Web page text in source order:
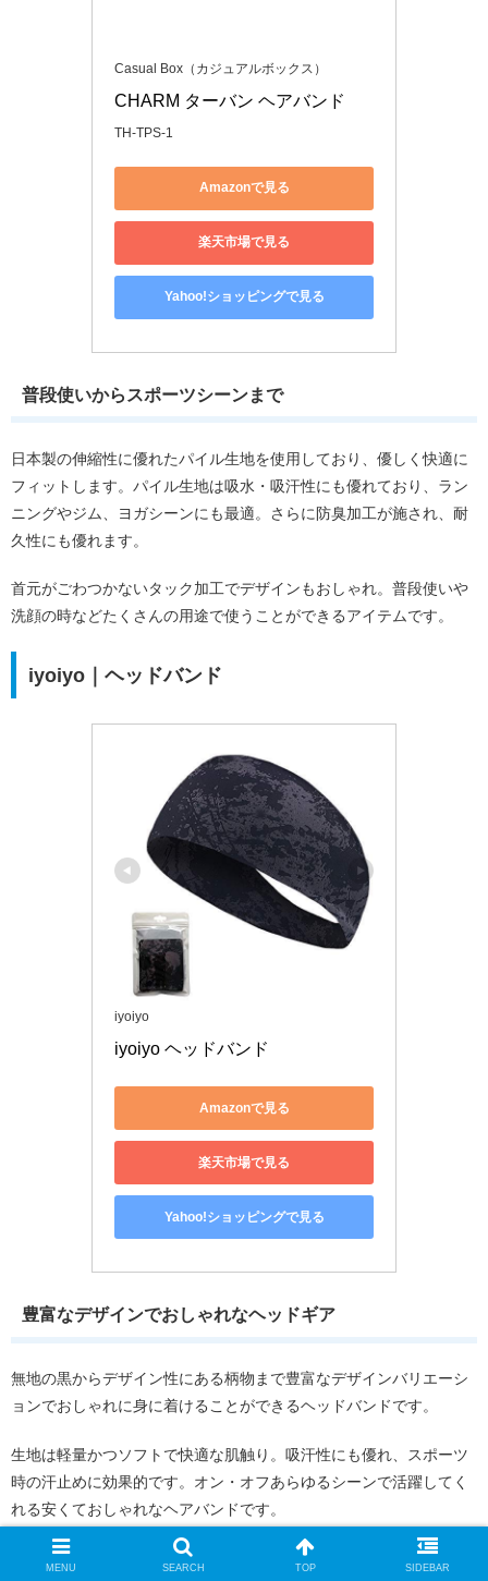
Casual Box（カジュアルボックス）
CHARM ターバン ヘアバンド
TH-TPS-1
Amazonで見る
楽天市場で見る
Yahoo!ショッピングで見る
普段使いからスポーツシーンまで
日本製の伸縮性に優れたパイル生地を使用しており、優しく快適に
フィットします。パイル生地は吸水・吸汗性にも優れており、ラン
ニングやジム、ヨガシーンにも最適。さらに防臭加工が施され、耐
久性にも優れます。
首元がごわつかないタック加工でデザインもおしゃれ。普段使いや
洗顔の時などたくさんの用途で使うことができるアイテムです。
iyoiyo｜ヘッドバンド
iyoiyo
iyoiyo ヘッドバンド
Amazonで見る
楽天市場で見る
Yahoo!ショッピングで見る
豊富なデザインでおしゃれなヘッドギア
無地の黒からデザイン性にある柄物まで豊富なデザインバリエーシ
ョンでおしゃれに身に着けることができるヘッドバンドです。
生地は軽量かつソフトで快適な肌触り。吸汗性にも優れ、スポーツ
時の汗止めに効果的です。オン・オフあらゆるシーンで活躍してく
れる安くておしゃれなヘアバンドです。
細いタイプ｜メンズ用スポーツヘアバンド
MENU SEARCH TOP SIDEBAR